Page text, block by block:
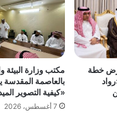
خطة
مكتب وزارة البيئة
بالعاصمة
«كيفية التصوير
7 أغسطس، 2026